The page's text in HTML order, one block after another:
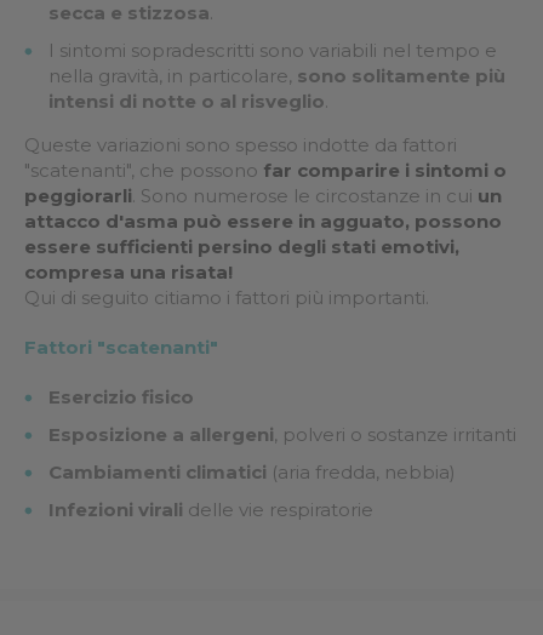
secca e stizzosa.
I sintomi sopradescritti sono variabili nel tempo e
nella gravità, in particolare, sono solitamente più
intensi di notte o al risveglio.
Queste variazioni sono spesso indotte da fattori
"scatenanti", che possono far comparire i sintomi o
peggiorarli. Sono numerose le circostanze in cui un
attacco d'asma può essere in agguato, possono
essere sufficienti persino degli stati emotivi,
compresa una risata!
Qui di seguito citiamo i fattori più importanti.
Fattori "scatenanti"
Esercizio fisico
Esposizione a allergeni, polveri o sostanze irritanti
Cambiamenti climatici (aria fredda, nebbia)
Infezioni virali delle vie respiratorie